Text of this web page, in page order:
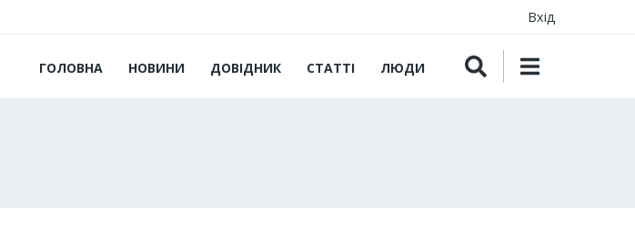
Вхід
ГОЛОВНА НОВИНИ ДОВІДНИК СТАТТІ ЛЮДИ